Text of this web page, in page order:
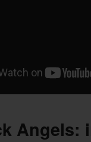
Angels: